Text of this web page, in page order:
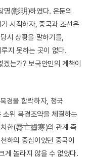
명(彰明)하였다. 은둔의
시작하자, 중국과 조선은
시 상황을 말하기를,
지 못하는 곳이 없다.
는가? 보국안민의 계책이
경을 함락하자, 청국
위 북경조약을 체결하는
한(脣亡齒寒)의 관계 즉
하의 중심이었던 중국이
게 놀라지 않을 수 없었다.